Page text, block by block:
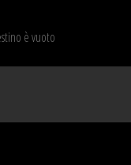
è vuotoRIPRISTINA